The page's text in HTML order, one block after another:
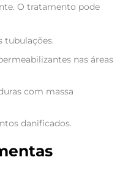
O tratamento pode
tubulações.
nas áreas
com massa
danificados.